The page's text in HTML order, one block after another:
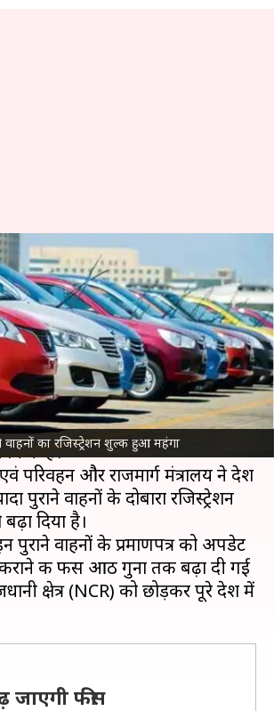
वाहनों का रजिस्ट्रेशन शुल्क हुआ महंगा
महंगा होगा 15 साल
का रजिस्ट्रेशन, देने होंगे
2022 01:30 pm
पुरानी कार का इस्तेमाल कर रहे हैं तो
की है।
और राजमार्ग मंत्रालय ने देश
पुराने वाहनों के दोबारा रजिस्ट्रेशन
दिया है।
पुराने वाहनों के प्रमाणपत्र को अपडेट
की फीस आठ गुना तक बढ़ा दी गई
क्षेत्र (NCR) को छोड़कर पूरे देश में
फीस